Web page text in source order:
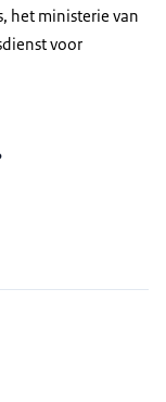
het ministerie van
voor